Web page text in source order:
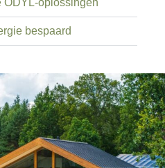
ODYL-oplossingen
bespaard